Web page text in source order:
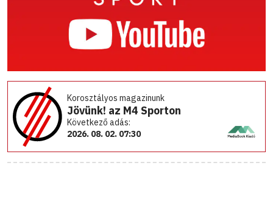
Korosztályos magazinunk
Jövünk! az M4 Sporton
Következő adás:
2026. 08. 02. 07:30